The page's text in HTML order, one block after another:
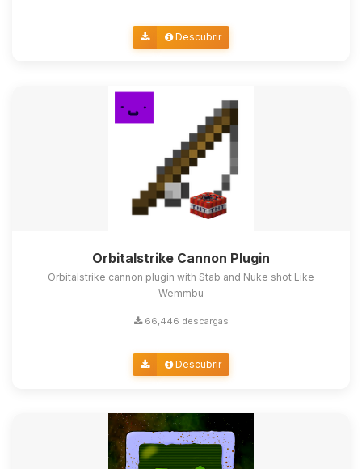
Descubrir
Orbitalstrike Cannon Plugin
Orbitalstrike cannon plugin with Stab and Nuke shot Like
Wemmbu
66,446 descargas
Descubrir